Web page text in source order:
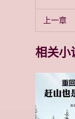
上一章
相关小